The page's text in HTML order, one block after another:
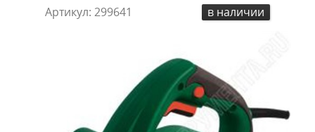
Артикул:299641 в наличии